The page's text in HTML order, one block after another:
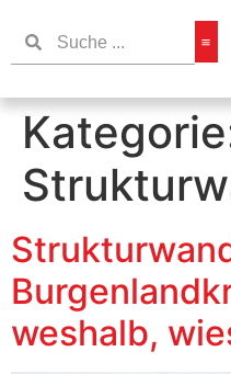
weshalb,